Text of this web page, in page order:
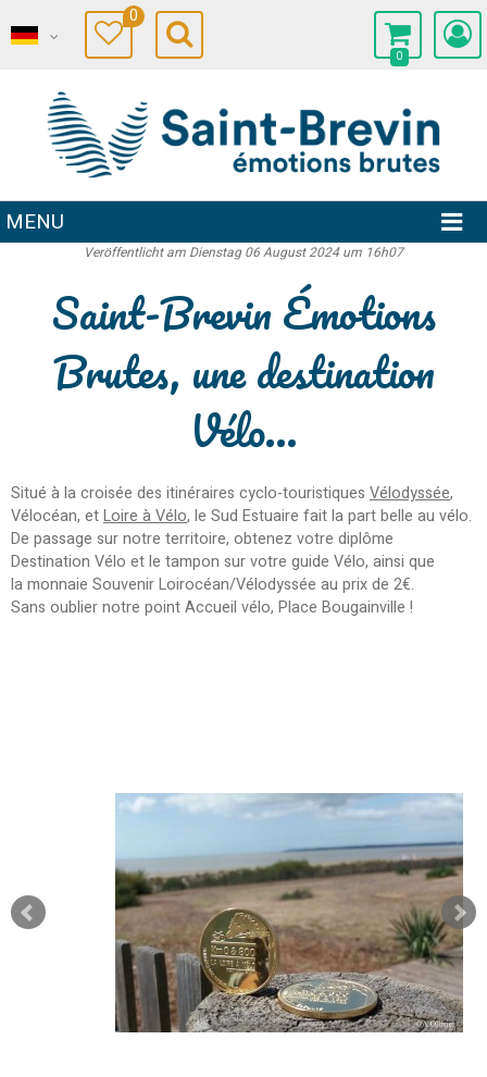
0
0
MENU
Veröffentlicht am Dienstag 06 August 2024 um 16h07
Saint-Brevin Émotions
Brutes, une destination
Vélo...
Situé à la croisée des itinéraires cyclo-touristiques Vélodyssée,
Vélocéan, etLoire à Vélo, le Sud Estuaire fait la part belle au vélo.
De passage sur notre territoire, obtenez votre diplôme
Destination Vélo et le tampon sur votre guide Vélo, ainsi que
la monnaie Souvenir Loirocéan/Vélodyssée au prix de 2€.
Sans oublier notre point Accueil vélo, Place Bougainville !